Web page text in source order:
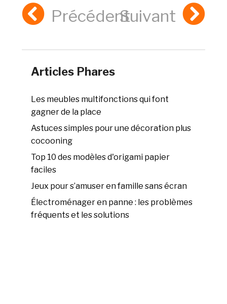
PrécédentSuivant
Articles Phares
Les meubles multifonctions qui font
gagner de la place
Astuces simples pour une décoration plus
cocooning
Top 10 des modèles d'origami papier
faciles
Jeux pour s’amuser en famille sans écran
Électroménager en panne : les problèmes
fréquents et les solutions